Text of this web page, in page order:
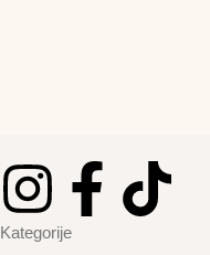
Kategorije